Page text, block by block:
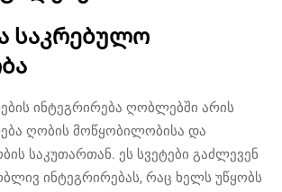
საკრებულო
ინტეგრირება ღობლებში არის
ღობის მოწყობილობისა და
საკუთართან. ეს სვეტები გაძლევენ
ინტეგრირებას, რაც ხელს უწყობს